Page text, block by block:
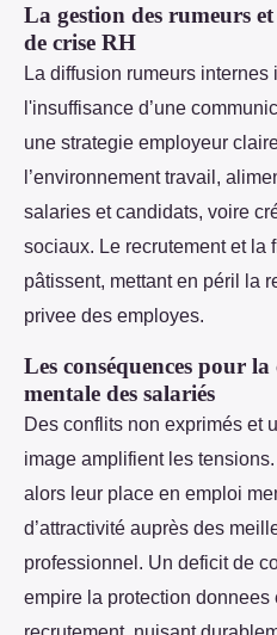
La gestion des rumeurs
de crise RH
La diffusion rumeurs internes
l'insuffisance d’une
une strategie employeur
l’environnement travail,
salaries et candidats, voire
sociaux. Le recrutement et la
pâtissent, mettant en péril la
privee des employes.
Les conséquences pour
mentale des salariés
Des conflits non exprimés et
image amplifient les
alors leur place en emploi
d’attractivité auprès des
professionnel. Un deficit de
empire la protection